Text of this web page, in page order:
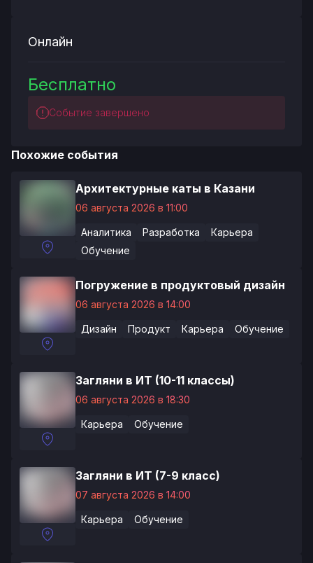
Онлайн
Бесплатно
Событие завершено
Похожие события
Архитектурные каты в Казани
06 августа 2026 в 11:00
Аналитика Разработка
Карьера
Обучение
Погружение в продуктовый дизайн
06 августа 2026 в 14:00
Дизайн Продукт Карьера Обучение
Загляни в ИТ (10-11 классы)
06 августа 2026 в 18:30
Карьера Обучение
Загляни в ИТ (7-9 класс)
07 августа 2026 в 14:00
Карьера Обучение